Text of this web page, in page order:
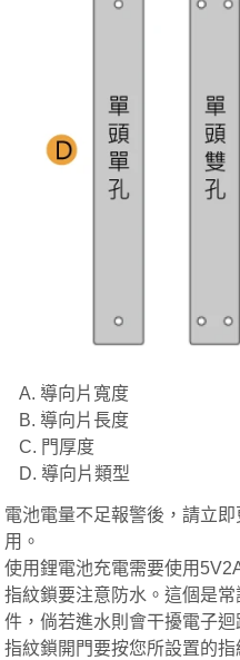
A. 導向片寬度
B. 導向片長度
C. 門厚度
D. 導向片類型
電池電量不足報警後，請立
用。
使用鋰電池充電需要使用
指紋鎖要注意防水。這個是
件，倘若進水則會干擾電子迴
指紋鎖開門要按您所設置的